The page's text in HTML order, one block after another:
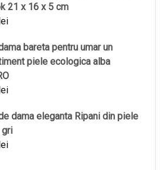
21 x 16 x 5 cm
bareta pentru umar un
piele ecologica alba
dama eleganta Ripani din piele
gri